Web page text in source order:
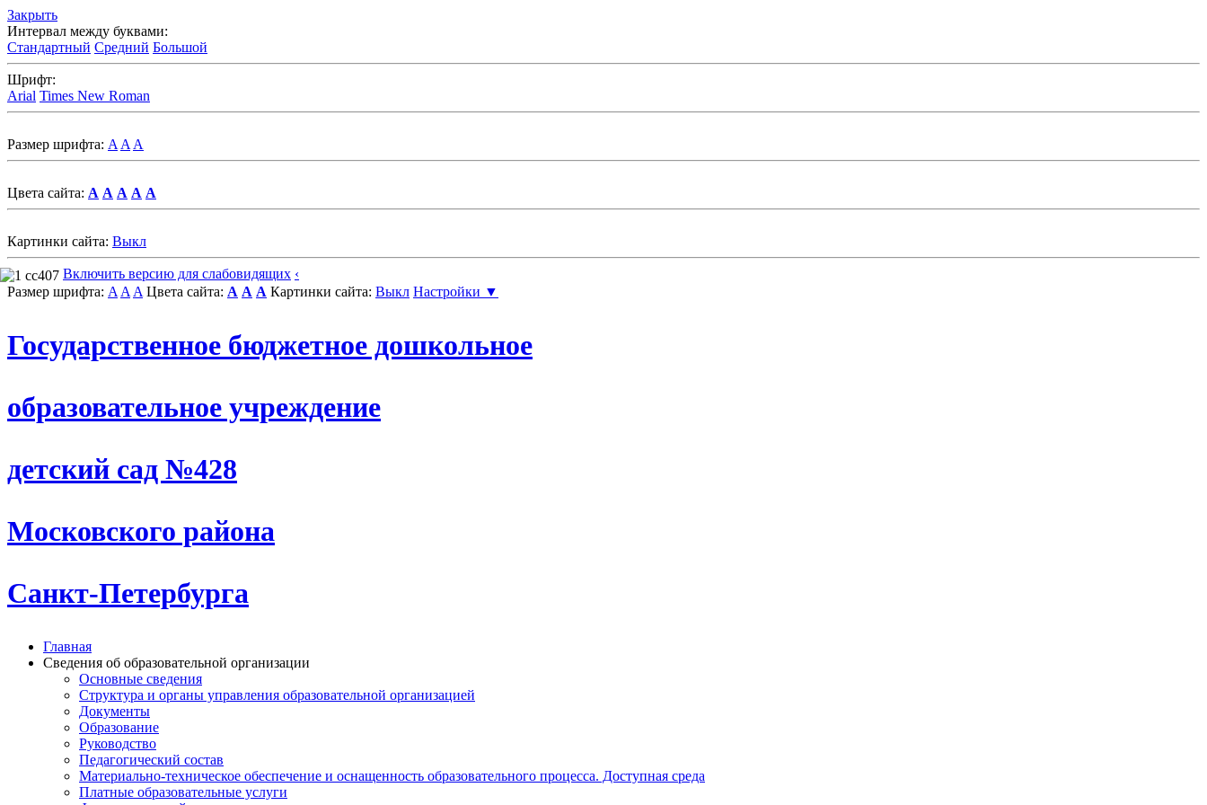
Закрыть
Интервал между буквами:
Стандартный Средний Большой
Шрифт:
Arial Times New Roman
Размер шрифта: A A A
Цвета сайта: A A A A A
Картинки сайта: Выкл
Включить версию для слабовидящих ‹
Размер шрифта: A A A Цвета сайта: A A A Картинки сайта: Выкл Настройки ▼
Государственное бюджетное дошкольное
образовательное учреждение
детский сад №428
Московского района
Санкт-Петербурга
Главная
Сведения об образовательной организации
Основные сведения
Структура и органы управления образовательной организацией
Документы
Образование
Руководство
Педагогический состав
Материально-техническое обеспечение и оснащенность образовательного процесса. Доступная среда
Платные образовательные услуги